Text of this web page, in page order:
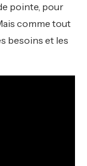
pointe, pour
comme tout
besoins et les